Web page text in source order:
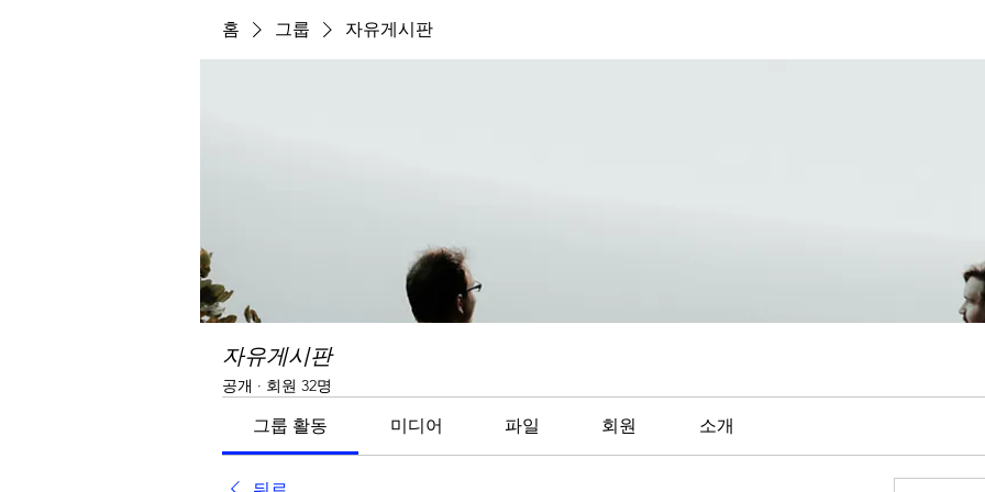
홈 그룹 자유게시판
자유게시판
공개 · 회원 32명
그룹 활동 미디어 파일 회원 소개